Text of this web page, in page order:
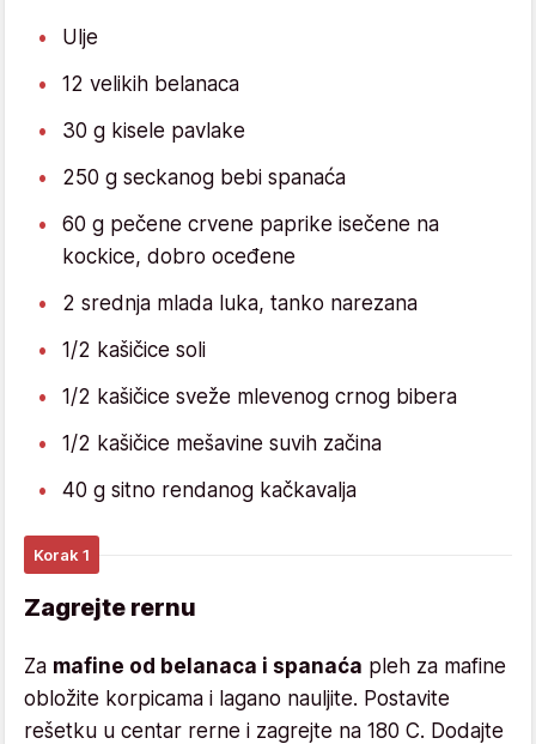
Ulje
12 velikih belanaca
30 g kisele pavlake
250 g seckanog bebi spanaća
60 g pečene crvene paprike isečene na
kockice, dobro oceđene
2 srednja mlada luka, tanko narezana
1/2 kašičice soli
1/2 kašičice sveže mlevenog crnog bibera
1/2 kašičice mešavine suvih začina
40 g sitno rendanog kačkavalja
Korak 1
Zagrejte rernu
Za mafine od belanaca i spanaća pleh za mafine
obložite korpicama i lagano nauljite. Postavite
rešetku u centar rerne i zagrejte na 180 C. Dodajte